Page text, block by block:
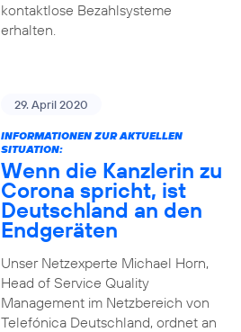
kontaktlose Bezahlsysteme
erhalten.
29. April 2020
INFORMATIONEN ZUR AKTUELLEN
SITUATION:
Wenn die Kanzlerin zu
Corona spricht, ist
Deutschland an den
Endgeräten
Unser Netzexperte Michael Horn,
Head of Service Quality
Management im Netzbereich von
Telefónica Deutschland, ordnet an